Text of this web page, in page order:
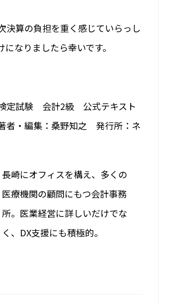
決算の負担を重く感じていらっし
なりましたら幸いです。
検定試験 会計2級 公式テキスト
者・編集：桑野知之 発行所：ネ
長崎にオフィスを構え、多くの
医療機関の顧問にもつ会計事務
所。医業経営に詳しいだけでな
く、DX支援にも積極的。